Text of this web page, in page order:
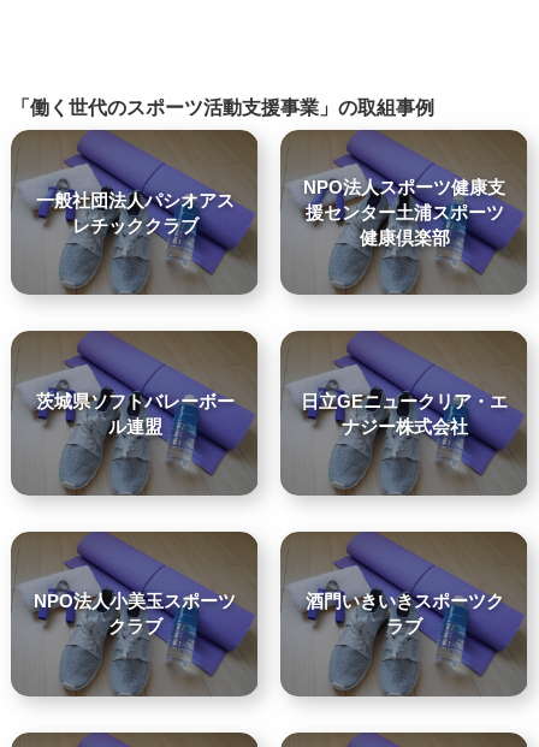
「働く世代のスポーツ活動支援事業」の取組事例
一般社団法人パシオアス
レチッククラブ
NPO法人スポーツ健康支
援センター土浦スポーツ
健康倶楽部
茨城県ソフトバレーボー
ル連盟
日立GEニュークリア・エ
ナジー株式会社
NPO法人小美玉スポーツ
クラブ
酒門いきいきスポーツク
ラブ